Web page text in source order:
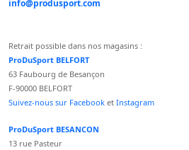
info@produsport.com
Retrait possible dans nos magasins :
ProDuSport BELFORT
63 Faubourg de Besançon
F-90000 BELFORT
Suivez-nous sur Facebook et Instagram
ProDuSport BESANCON
13 rue Pasteur